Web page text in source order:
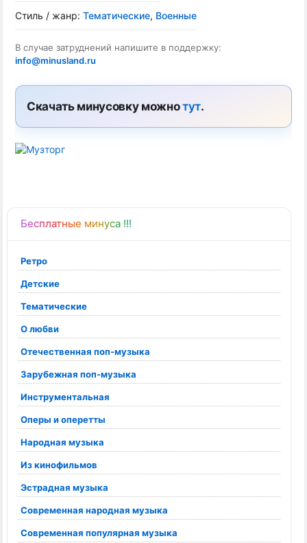
Бесплатные минуса !!!
Ретро
Детские
Тематические
О любви
Отечественная поп-музыка
Зарубежная поп-музыка
Инструментальная
Оперы и оперетты
Народная музыка
Из кинофильмов
Эстрадная музыка
Современная народная музыка
Современная популярная музыка
Стиль / жанр: Тематические, Военные
В случае затруднений напишите в поддержку:
info@minusland.ru
Скачать минусовку можнотут.